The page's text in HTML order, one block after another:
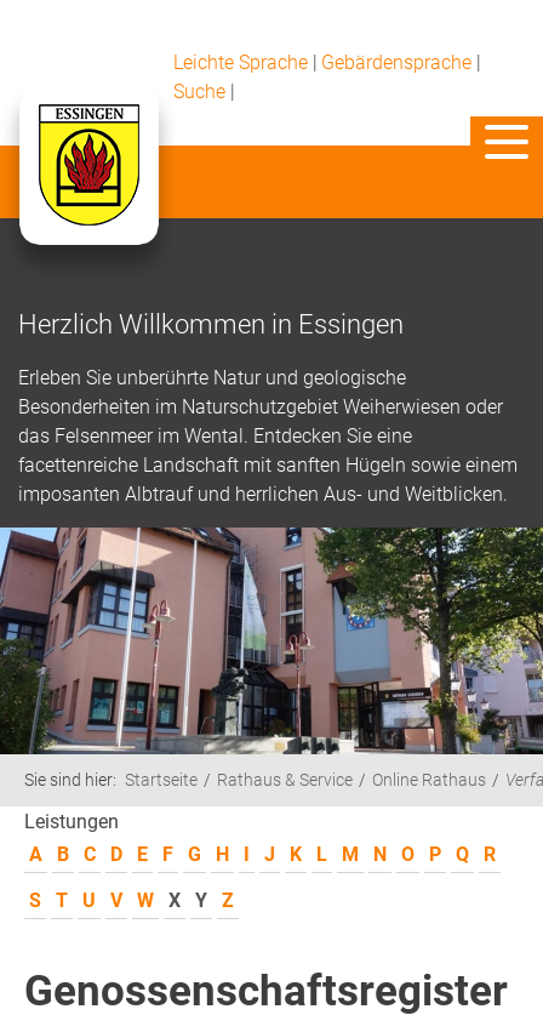
Leichte Sprache | Gebärdensprache |
Suche |
Herzlich Willkommen in Essingen
Erleben Sie unberührte Natur und geologische
Besonderheiten im Naturschutzgebiet Weiherwiesen oder
das Felsenmeer im Wental. Entdecken Sie eine
facettenreiche Landschaft mit sanften Hügeln sowie einem
imposanten Albtrauf und herrlichen Aus- und Weitblicken.
Sie sind hier: Startseite Rathaus & Service Online Rathaus
Leistungen
A
B C D E F G H I J K L M N O P Q
R
S
T U V W X Y Z
Genossenschaftsregister